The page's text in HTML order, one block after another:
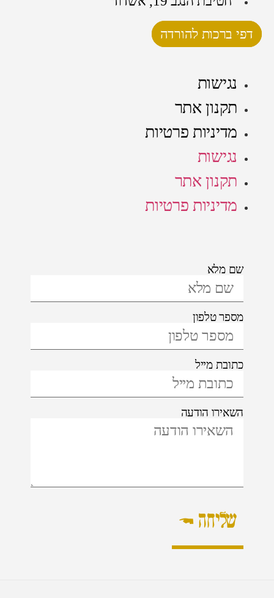
דפי ברכות להורדה
נגישות
תקנון אתר
מדיניות פרטיות
נגישות
תקנון אתר
מדיניות פרטיות
שם מלא
מספר טלפון
כתובת מייל
השאירו הודעה
שליחה ←